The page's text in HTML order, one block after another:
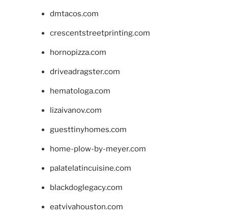
dmtacos.com
crescentstreetprinting.com
hornopizza.com
driveadragster.com
hematologa.com
lizaivanov.com
guesttinyhomes.com
home-plow-by-meyer.com
palatelatincuisine.com
blackdoglegacy.com
eatvivahouston.com